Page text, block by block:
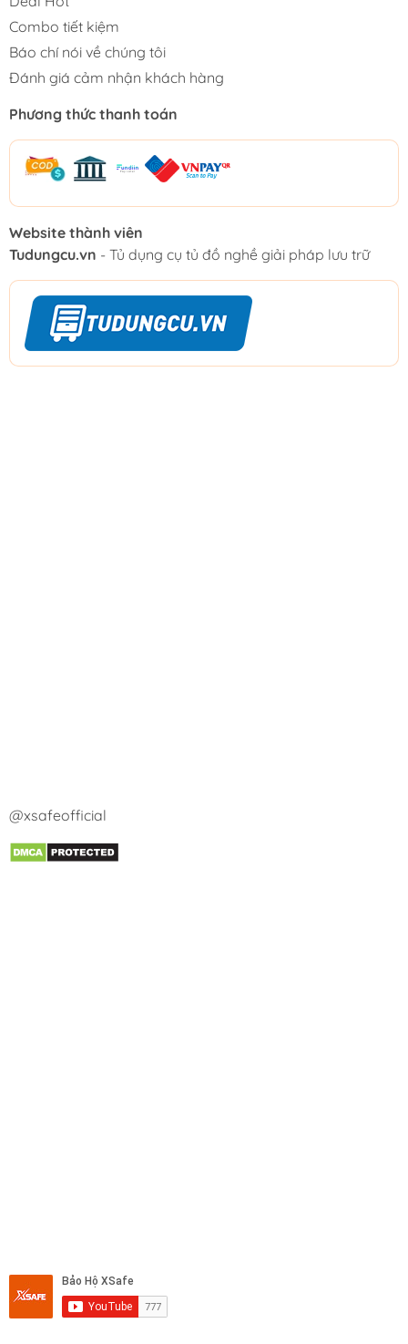
Combo tiết kiệm
Báo chí nói về chúng tôi
Đánh giá cảm nhận khách hàng
Phương thức thanh toán
Website thành viên
Tudungcu.vn - Tủ dụng cụ tủ đồ nghề giải pháp lưu trữ
@xsafeofficial